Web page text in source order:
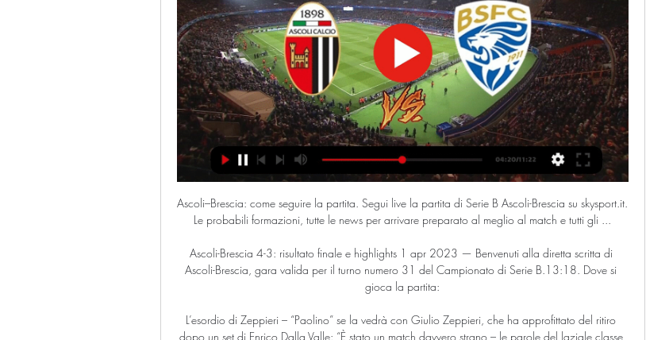
Ascoli–Brescia: come seguire la partita. Segui live la partita di Serie B Ascoli-Brescia su skysport.it. Le probabili formazioni, tutte le news per arrivare preparato al meglio al match e tutti gli ...

Ascoli-Brescia 4-3: risultato finale e highlights 1 apr 2023 — Benvenuti alla diretta scritta di Ascoli-Brescia, gara valida per il turno numero 31 del Campionato di Serie B.13:18. Dove si gioca la partita:

L’esordio di Zeppieri – “Paolino” se la vedrà con Giulio Zeppieri, che ha approfittato del ritiro dopo un set di Enrico Dalla Valle: “È stato un match davvero strano – le parole del laziale classe 2001 –. All’inizio respiravo male e sentivo dolore alla schiena, per questo ho chiamato il fisioterapista in campo.

Giovani Martina Cambiaghi con il sottosegretario ai Grandi Eventi Sportivi Antonio Rossi hanno partecipato, questa mattina, alla cerimonia di una “nuova” posa della prima pietra dell’Ostello della Gioventù di Lecco. La struttura, di 3.540 metri quadrati, sarà realizzata nell’arco di 18 mesi grazie al

Foggia-Cremonese streaming, dove vedere la partita: no Rojadirecta. Foggia-Cremonese – come ogni partita di Serie B – sarà trasmessa in diretta su DAZN. La piattaforma streaming, in funzione da agosto in Italia, che ha risolto ogni cosa ed ora risponde alle necessità degli utenti dopo i …

Anche questa volta il team torinese guidato da Gianluca Luddi si presenta in campo al completo, da Camilla Rosatello (2.1) alla greca Despina Papamichail (2.3) e Stefania Chieppa (2.2), con le esponenti del vivaio Anna Maria Procacci e Federica Joe Gardella, entrambe 2.4. …

Live Ascoli - Brescia - Serie B: Punteggi & Highlights Calcio Seguite Serie B in diretta la partita di Calcio tra Ascoli e Brescia su Eurosport. La partita inizia alle 18:15 del 27 febbraio 2024.

Roma-Sassuolo, le ultime news sulle probabili formazioni del match. Le possibili scelte dei due tecnici Fonseca e De Zerbi. Domenica alle ore 18 allo stadio Olimpico di Roma va in scena la sfida tra i padroni di casa e il Sassuolo. I giallorossi sono reduci da due pareggi nelle prime due partite contro Genoa e Lazio.

Ascoli Brescia martedi 27 Febbraio - Risultato in tempo reale 5 ore fa — Segui i risultati in tempo reale di Calcio, Motori, Tennis, Basket, Volley e Rugby. Risultati in diretta Live calcio Serie A, Serie B, ...

Oltre a dare la tua opinione su questo tema, puoi anche farlo su altri termini relativi a robur, siena, pontedera, robur siena calcio, robur siena fedelissimi, robur siena piacenza, robur siena prato, robur siena fc, robur siena sito, robur siena 2017, robur siena live e robur siena news.

Probabili formazioni Inter Chievo: quote, le ultime notizie sulla partita di Serie A. Le mosse e le scelte dei due allenatori Spalletti e Di Carlo sui titolari Inter, Radja Nainggolan (Foto LaPresse) Eccoci a scoprire quale potrebbe essere il protagonista nelle probabili formazioni di Inter Chievo

Questo biglietto ti consente di visualizzare gli avvenimenti che hai selezionato e di confermare quelli che vuoi effettivamente giocare. Per iniziare a scommettere seleziona una o più manifestazioni qui accanto e scegli gli avvenimenti da inserire sul biglietto.

Udinese - Roma: 0 - 4: GIOVEDÌ 31 OTTOBRE 2019; Milan - Spal: 1 - 0: Vai alla pagina delle classifiche; Calciomercato in Diretta. 21:06 - Inter - Marotta promette: "Inter, acquisti a centrocampo. Conte è un maestro" 20:04 - Serie C - Ternana, Gallo rinnova fino al 2021. 18:38 - Napoli - Hamsik: "Tornare al Napoli?

Ascoli Picchio-Brescia 0-0, i momenti della chiave della L'Ascoli non riesce a superare il Brescia al "Del Duca" nella 42esima ed ultima giornata del campionato di Serie B e fallisce la salvezza diretta.

Scommesse Chievo – Perugia. Il Chievo e il Perugia sono due squadre di calcio delle città di Verona e Perugia, entrambe impegnate nell’ambito del calcio agonistico italiano. Con l’istituzione dell'Opera Nazionale Dopolavoro Chievo nel 1929, hanno inizio le attività calcistiche nella città di Verona, al di fuori dell’affiliazione alla.

Inter Lazio è una partita molto importante di questa giornata di campionato. Il match, che inizierà alle ore 21, vedrà in campo due delle migliori squadre del campionato italiano. Puoi leggere attentamente questo articolo per sapere come vedere Inter Lazio in streaming e come vedere in linea di massima tutta la serie A online ed in TV.

Sampdoria vs Pro Patria il risultato di lega in tempo reale Amichevoli Club. Presentiamo il risultato in tempo reale, le formazioni in pre-partita, gli attaccanti, le statistiche e le tabelle di liga

Ultimo: Mario Perri di Roma arbitrerà il match Messina-Fc Messina; Con una lettera aperta il professore Giovanni Saffioti spiega le ragioni delle sue dimissioni da preparatore atletico del Messina

Jaguares de Cordoba v Alianza Petrolera, Colombia Primera A, Score:2-0, Corner:0-4, 1x2 odds: , Prediction/Tips: goal under 2.25,Alianza Petrolera +0.25

benatia sofifa. 000,- voor hem betaalde aan Feyenoord. Possono tranquillamente raggiungere quota 89 Bailly, Marquinhos, Vallejo, e soprattutto il giovanissimo Matthijs de Ligt dellAjax.

Con tanta sofferenza il Carpi batte il Cittadella 2-1 e si guadagna il pass per la semifinale play-off contro il Frosinone. Decisive le reti di Lollo e Mbakogu, inutile ai fini del risultato il gol di Iunco. Andiamo a vedere i top e i flop di questa ripresa. TOP

Simona Halep risale di un posto ed estromette dalla top5 la fresca vincitrice del titolo a New York, Bianca Andreescu (-1, n.6). Nonostante siano rimaste ferme ai box settimana scorsa (e Halep sia già fuori da Pechino), entrambe centrano la qualificazione alle Finals e raggiungono Barty e Pliskova.

potrebbe interessarti anche Basket Eurolega, Olimpia Milano-Barcellona:. nei quarti di finale la squadra di Walter De Raffaele ha eliminato l’Aquila Trento in cinque match sfruttando il fattore campo visto che tutte le vittorie si sono consumante in casa,. Umana Venezia-Dinamo Sassari, diretta tv e streaming.

Cascina Lautier: Un pranzo di Comunione con i FIOCCHI! - Guarda 184 recensioni imparziali, 184 foto di viaggiatori, e fantastiche offerte per Chieri, Italia su TripAdvisor.

Brescia–Ascoli: come seguire la partita. Segui live la partita di Serie B Brescia-Ascoli su skysport.it. Le probabili formazioni, tutte le news per arrivare preparato al meglio al match e tutti gli ...

Su Italia 1 Bones ottiene un ascolto di 84 .000. Su Canale 5 Forum arriva a 1.517.000. Su Italia 1 Bones raccoglie 185.000 spettatori con il 2. La Vita Diretta ha raccolto 1.138.000.

Ascoli-Brescia: dove vederla 27-02-2024 5 ore fa — Tutte le informazioni disponibili per seguire la partita Ascoli-Brescia: l'ora, il canale… Puoi vedere Ascoli Brescia in streaming live su ...

Si gioca questa sera allo stadio “Giuseppe Meazza” di Milano alle 18:55 Atalanta-Shakhtar Donetsk, gara valida per la seconda giornata del gruppo C di Champions League. Sarà la prima gara casalinga – la Champions verrà giocata a San Siro – per gli uomini di Gasperini, chiamati a rifarsi

Partita Brescia vs Ascoli Tabellino partita Brescia vs Ascoli, valida per la giornata 8 del campionato Serie B Girone Unico in Italia.

Tutto è pronto a Cortina per la diretta finale, domenica 10 aprile, di Microcosmoart Listening, il gioco musicale che accosta musica, arte e scienza coinvolgendo gli utenti di Facebook.

Nazionale U18. Doppio test amichevole contro la Serbia il 7 e 9 settembre a Roma Per gli Azzurrini di Carmine Nunziata sarà l’ultima verifica prima del collegiale in vista della Coppa del Mondo in Brasile. venerdì 9 agosto 2019

Brescia: risultati in tempo reale 2024-02-27T17:15:00.000Z tra 3 ore — Segui la diretta live di Ascoli - Brescia, valida per la 27 La partita non è ancora iniziata. Bonus. Confronta i migliori bonus di benvenuto ...

Chievo Hellas L'Hellas in serie A Tezenis Calzedonia Giro d'Italia 2019 Motori Calcio Streetballweek Altri Olimpiadi Classifiche Agenda Rio 2016 Volley giovanile Running L'Hellas in serie A (2017) Storie di sport

Volley Academy Sassuolo. 2.6K likes. Idea Volley Academy Sassuolo è una società di pallavolo che offre attività giovanile a ragazze di tutte le età.

Spagna -17 - Tagikistan è una partita di Calcio di Mondiali U17. Data e ora del live: 31/10/2019 13:00. Sul nostro livescore, puoi seguire l'evoluzione dei tabellini Spagna -17 - Tagikistan in diretta e ricevere avvisi sulle principali azioni di questa partita (gol/punti/giocate, sanzioni, nomi dei giocatori).

Verona - ZTL, Ticket e Check-point bus turistici PASS ZTL BUS. Il PASS ZTL BUS è un ticket d’ingresso obbligatorio per tutti i bus che trasportano comitive di turisti in visita a Verona. Il PASS dà diritto all’ingresso in città e alle operazioni di salita e discesa dei passeggeri (nei soli punti gratuiti).

La distanza chilometrica tra Porto Torres e Portici in linea d' aria è di 498.79 km e di 655 km km in automobile. Per andare da Porto Torres a Portici in macchina si impiegano 12 ore 27 minuti. Questo è il migliore percorso stradale tra Porto Torres e Portici.

Stefano Travaglia; Stefano Travaglia Tennis. Stefano Travaglia currently plays in Sweden > ATP Stockholm - Hard, France > ATP Challenger Mouilleron–Le–Captif - Hard, France > ATP Challenger Orleans - Hard. Recently Stefano Travaglia played in Russia > ATP St. Petersburg - Hard, Italy > ATP Challenger Genova.

Volleyball.movie è il portale video di Volleyball.it dove trovare tutti i migliori video sulla pallavolo italiana ed internazionale. Se hai qualche video interessante da condividere segnalacelo e sarà subito online.

Aquila 7. Valle dell'Oca 8. Bosco 9. Marola 10. Bovazecchino 11. Arzarello 12. Dolfin 13. Gurzone 14. Palazzina 15. Bagnolo di Po - Stienta 16. Guerra 17. Frassinelle 18. Bornio 19. Arqua' Polesine 20. Lendinara 21. Zuccherificio 22. Trecenta 23. Giacciano con Baruchella 24. Campo marzo 25.

Con linee sobrie dell’architettura mediterranea, la struttura si sviluppa su un parco di circa 50.000 mq. arricchito con